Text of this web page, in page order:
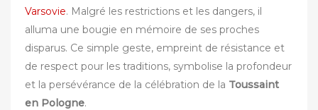
Varsovie. Malgré les restrictions et les dangers, il
alluma une bougie en mémoire de ses proches
disparus. Ce simple geste, empreint de résistance et
de respect pour les traditions, symbolise la profondeur
et la persévérance de la célébration de la Toussaint
en Pologne.